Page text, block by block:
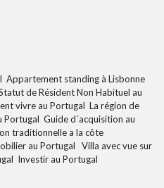
Appartement standing à Lisbonne
de Résident Non Habituel au
vivre au Portugal La région de
Portugal Guide d´acquisition au
traditionnelle a la côte
au Portugal Villa avec vue sur
Investir au Portugal